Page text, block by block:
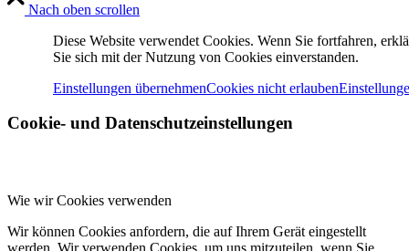
Nach oben scrollen
Diese Website verwendet Cookies. Wenn Sie fortfahren,
Sie sich mit der Nutzung von Cookies einverstanden.
Einstellungen übernehmenCookies nicht erlauben
Cookie- und Datenschutzeinstellungen
Wie wir Cookies verwenden
Wir können Cookies anfordern, die auf Ihrem Gerät eingestellt
werden. Wir verwenden Cookies, um uns mitzuteilen, wenn Sie